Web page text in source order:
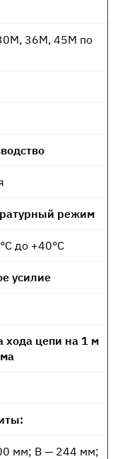
36М, 45М по
режим
до +40°C
усилие
хода цепи на 1 м
мм; B — 244 мм;